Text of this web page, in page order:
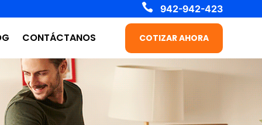
 942-942-423
CONTÁCTANOS COTIZAR AHORA